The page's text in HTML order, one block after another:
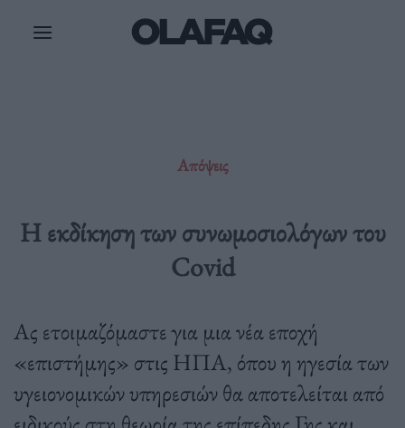
Απόψεις
Η εκδίκηση των συνωμοσιολόγων του
Covid
Aς ετοιμαζόμαστε για μια νέα εποχή
«επιστήμης» στις ΗΠΑ, όπου η ηγεσία των
υγειονομικών υπηρεσιών θα αποτελείται από